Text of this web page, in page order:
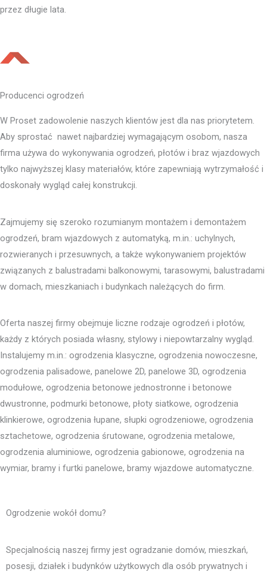
przez długie lata.
Producenci ogrodzeń
W Proset zadowolenie naszych klientów jest dla nas priorytetem.
Aby sprostać nawet najbardziej wymagającym osobom, nasza
firma używa do wykonywania ogrodzeń, płotów i braz wjazdowych
tylko najwyższej klasy materiałów, które zapewniają wytrzymałość i
doskonały wygląd całej konstrukcji.
Zajmujemy się szeroko rozumianym montażem i demontażem
ogrodzeń, bram wjazdowych z automatyką, m.in.: uchylnych,
rozwieranych i przesuwnych, a także wykonywaniem projektów
związanych z balustradami balkonowymi, tarasowymi, balustradami
w domach, mieszkaniach i budynkach należących do firm.
Oferta naszej firmy obejmuje liczne rodzaje ogrodzeń i płotów,
każdy z których posiada własny, stylowy i niepowtarzalny wygląd.
Instalujemy m.in.: ogrodzenia klasyczne, ogrodzenia nowoczesne,
ogrodzenia palisadowe, panelowe 2D, panelowe 3D, ogrodzenia
modułowe, ogrodzenia betonowe jednostronne i betonowe
dwustronne, podmurki betonowe, płoty siatkowe, ogrodzenia
klinkierowe, ogrodzenia łupane, słupki ogrodzeniowe, ogrodzenia
sztachetowe, ogrodzenia śrutowane, ogrodzenia metalowe,
ogrodzenia aluminiowe, ogrodzenia gabionowe, ogrodzenia na
wymiar, bramy i furtki panelowe, bramy wjazdowe automatyczne.
Ogrodzenie wokół domu?
Specjalnością naszej firmy jest ogradzanie domów, mieszkań,
posesji, działek i budynków użytkowych dla osób prywatnych i